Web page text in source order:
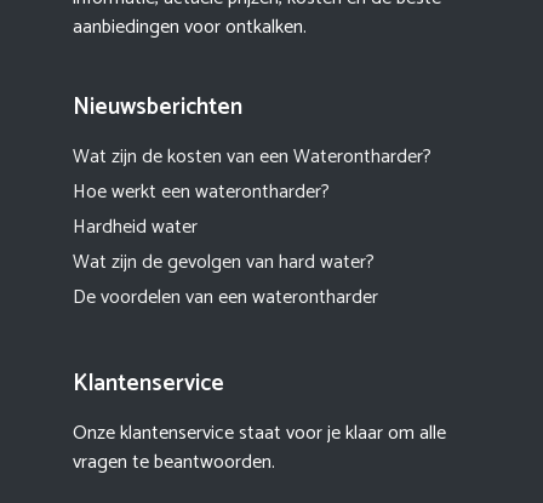
aanbiedingen voor ontkalken.
Nieuwsberichten
Wat zijn de kosten van een Waterontharder?
Hoe werkt een waterontharder?
Hardheid water
Wat zijn de gevolgen van hard water?
De voordelen van een waterontharder
Klantenservice
Onze klantenservice staat voor je klaar om alle
vragen te beantwoorden.